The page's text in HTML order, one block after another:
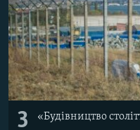
3 «Будівництво